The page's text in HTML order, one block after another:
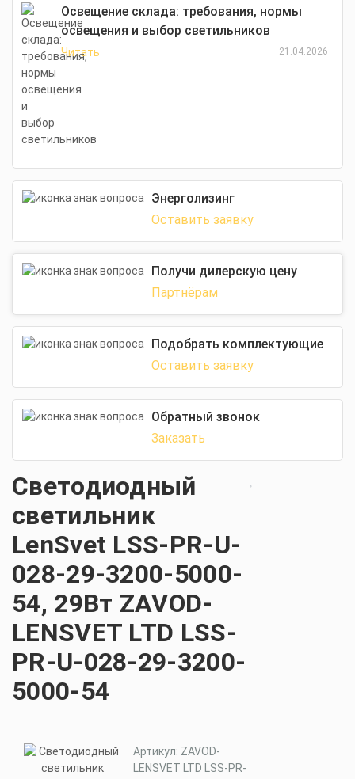
Освещение склада: требования, нормы
освещения и выбор светильников
Читать 21.04.2026
Энерголизинг
Оставить заявку
Получи дилерскую цену
Партнёрам
Подобрать комплектующие
Оставить заявку
Обратный звонок
Заказать
Светодиодный
светильник
LenSvet LSS-PR-U-
028-29-3200-5000-
54, 29Вт ZAVOD-
LENSVET LTD LSS-
PR-U-028-29-3200-
5000-54
Артикул: ZAVOD-
LENSVET LTD LSS-PR-